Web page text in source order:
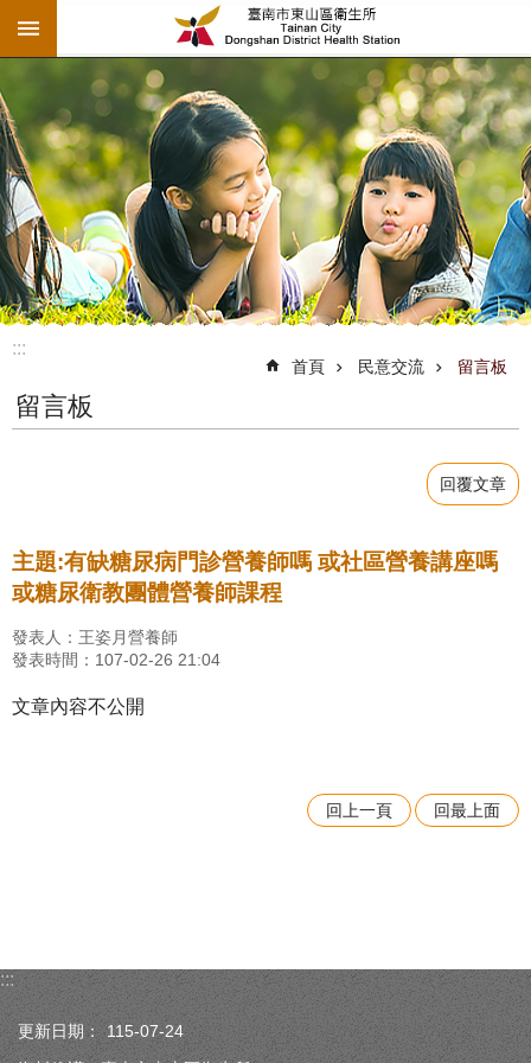
跳到主要內容區塊
:::
首頁 民意交流 留言板
留言板
回覆文章
主題:有缺糖尿病門診營養師嗎 或社區營養講座嗎
或糖尿衛教團體營養師課程
發表人：王姿月營養師
發表時間：107-02-26 21:04
文章內容不公開
回上一頁 回最上面
:::
更新日期：
115-07-24